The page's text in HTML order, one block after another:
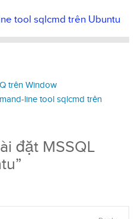
tool sqlcmd trên Ubuntu
trên Window
line tool sqlcmd trên
đặt MSSQL
”